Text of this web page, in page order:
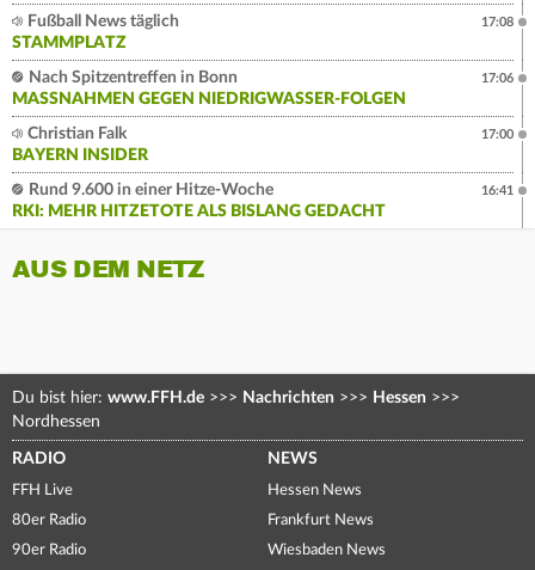
Fußball News täglich
STAMMPLATZ
17:08
Nach Spitzentreffen in Bonn
MASSNAHMEN GEGEN NIEDRIGWASSER-FOLGEN
17:06
Christian Falk
BAYERN INSIDER
17:00
Rund 9.600 in einer Hitze-Woche
RKI: MEHR HITZETOTE ALS BISLANG GEDACHT
16:41
AUS DEM NETZ
Du bist hier: www.FFH.de >>> Nachrichten >>> Hessen >>>
Nordhessen
RADIO
FFH Live
80er Radio
90er Radio
NEWS
Hessen News
Frankfurt News
Wiesbaden News